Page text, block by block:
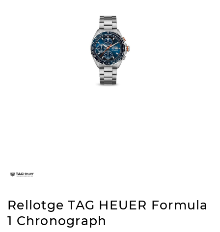
Rellotge TAG HEUER Formula
1 Chronograph